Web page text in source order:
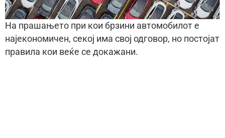
На прашањето при кои брзини автомобилот е
најекономичен, секој има свој одговор, но постојат
правила кои веќе се докажани.